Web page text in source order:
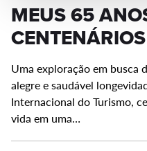
MEUS 65
CENTENÁRIOS
Uma exploração em busca
alegre e saudável
Internacional do Turismo,
vida em uma…